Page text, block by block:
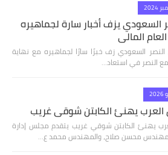
السعودي يزف أخبار سارة لجماهيره
المالي
السعودي زف خبرًا سارًا لجماهيره مع نهاية
العرب يهنئ الكابتن شوقي غريب
يهنئ الكابتن شوقي غريب يتقدم مجلس إدارة
المهندس محسن صلاح، والمهندس محمد ع…